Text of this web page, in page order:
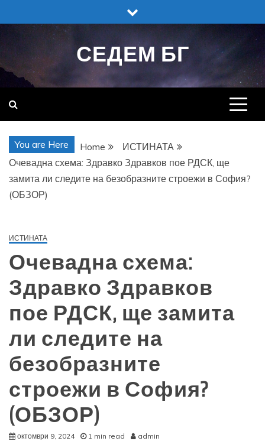
to
СЕДЕМ БГ
You are Here Home
ИСТИНАТА
Очевадна схема: Здравко Здравков пое РДСК, ще
замита ли следите на безобразните строежи в София?
(ОБЗОР)
ИСТИНАТА
Очевадна схема:
Здравко Здравков
пое РДСК, ще замита
ли следите на
безобразните
строежи в София?
(ОБЗОР)
октомври 9, 2024 1 min read admin